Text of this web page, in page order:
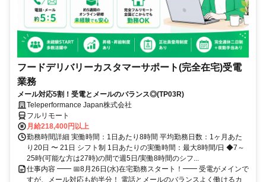
フードデリバリーカスタマーサポート(完全在宅)受電
業務
メール対応5割！受電とメールのバランス◎(TP03R)
Teleperformance Japan株式会社
フルリモート
月給218,400円以上
勤務時間詳細 実働時間：1日あたり8時間 平均勤務日数：1ヶ月あた
り20日 〜 21日 シフト制 1日あたりの実働時間：最大8時間/日 ◆7～
25時(可能な方は27時)の間で週5日/実働8時間のシフ...
仕事内容 ━━ 📅8月26日(水)在宅勤務スタート！━━ 受電がメインで
すが、メール対応も約半分！ 電話とメールのバランスよく働けるカ